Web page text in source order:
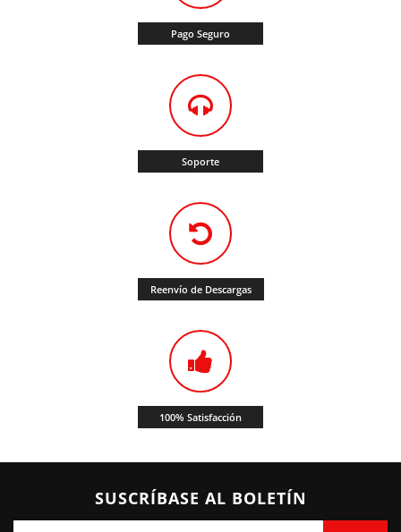
Pago Seguro
Soporte
Reenvío de Descargas
100% Satisfacción
SUSCRÍBASE AL BOLETÍN